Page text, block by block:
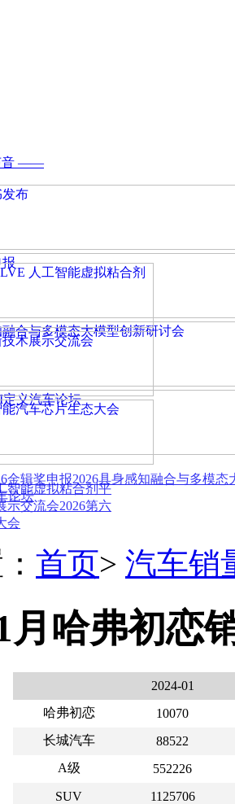
音 ——
金辑奖申报2026具身感知融合与多模态
论坛
智能虚拟粘合剂平
示交流会2026第六
会
首页> 汽车销
月哈弗初恋
2024-01
哈弗初恋
10070
长城汽车
88522
A级
552226
SUV
1125706